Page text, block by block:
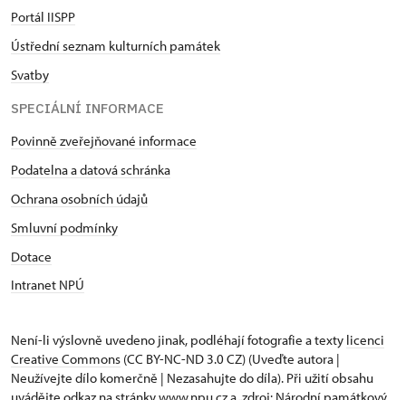
Portál IISPP
Ústřední seznam kulturních památek
Svatby
SPECIÁLNÍ INFORMACE
Povinně zveřejňované informace
Podatelna a datová schránka
Ochrana osobních údajů
Smluvní podmínky
Dotace
Intranet NPÚ
Není-li výslovně uvedeno jinak, podléhají fotografie a texty licenci
Creative Commons (CC BY-NC-ND 3.0 CZ) (Uveďte autora |
Neužívejte dílo komerčně | Nezasahujte do díla). Při užití obsahu